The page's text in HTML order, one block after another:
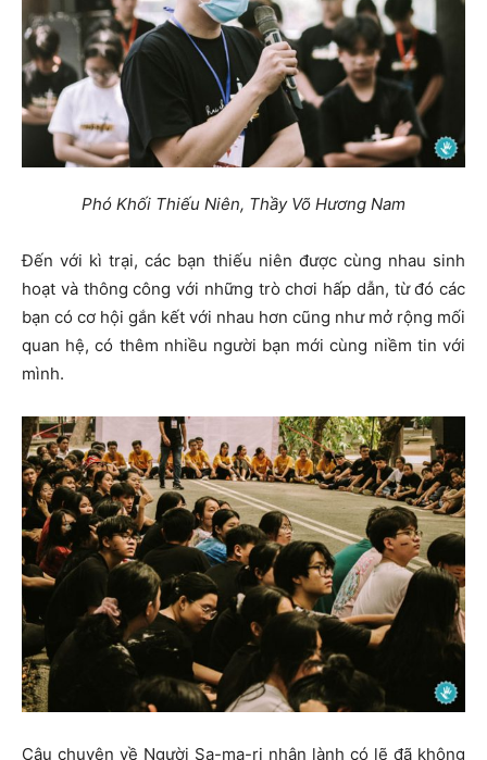
Phó Khối Thiếu Niên, Thầy Võ Hương Nam
Đến với kì trại, các bạn thiếu niên được cùng nhau sinh
hoạt và thông công với những trò chơi hấp dẫn, từ đó các
bạn có cơ hội gắn kết với nhau hơn cũng như mở rộng mối
quan hệ, có thêm nhiều người bạn mới cùng niềm tin với
mình.
Câu chuyện về Người Sa-ma-ri nhân lành có lẽ đã không